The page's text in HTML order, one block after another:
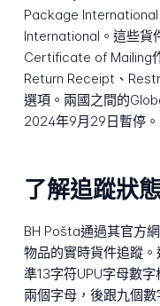
Package
International。這些貨
Certificate of Mailing
Return Receipt、
選項。兩國之間的
2024年9月29日暫停。
了解追蹤狀態
BH Pošta通過其官方
物品的實時貨件追蹤
準13字符UPU字母數
兩個字母，後跟九個